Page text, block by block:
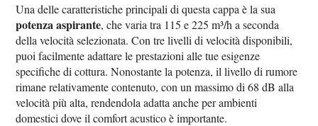
Una delle caratteristiche principali di questa cappa è la sua
potenza aspirante, che varia tra 115 e 225 m³/h a seconda
della velocità selezionata. Con tre livelli di velocità disponibili,
puoi facilmente adattare le prestazioni alle tue esigenze
specifiche di cottura. Nonostante la potenza, il livello di rumore
rimane relativamente contenuto, con un massimo di 68 dB alla
velocità più alta, rendendola adatta anche per ambienti
domestici dove il comfort acustico è importante.